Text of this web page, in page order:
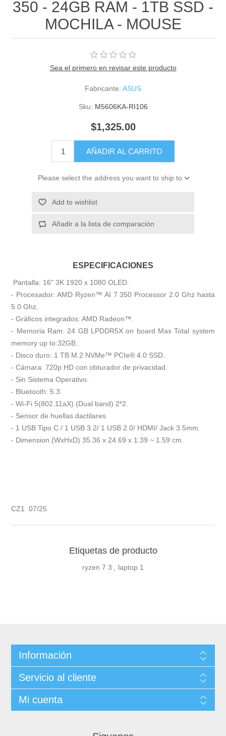
350 - 24GB RAM - 1TB SSD -
MOCHILA - MOUSE
Sea el primero en revisar este producto
Fabricante: ASUS
Sku: M5606KA-RI106
$1,325.00
AÑADIR AL CARRITO
Please select the address you want to ship to
Add to wishlist
Añadir a la lista de comparación
ESPECIFICACIONES
Pantalla: 16" 3K 1920 x 1080 OLED.
- Procesador: AMD Ryzen™ AI 7 350 Processor 2.0 Ghz hasta
5.0 Ghz.
- Gráficos integrados: AMD Radeon™.
- Memoria Ram: 24 GB LPDDR5X on board Max Total system
memory up to:32GB.
- Disco duro: 1 TB M.2 NVMe™ PCIe® 4.0 SSD.
- Cámara: 720p HD con obturador de privacidad.
- Sin Sistema Operativo.
- Bluetooth: 5.3.
- Wi-Fi 5(802.11aX) (Dual band) 2*2.
- Sensor de huellas dactilares.
- 1 USB Tipo C / 1 USB 3.2/ 1 USB 2.0/ HDMI/ Jack 3.5mm.
- Dimension (WxHxD) 35.36 x 24.69 x 1.39 ~ 1.59 cm.
CZ1 07/25
Etiquetas de producto
ryzen 7 3 , laptop 1
Información
Servicio al cliente
Mi cuenta